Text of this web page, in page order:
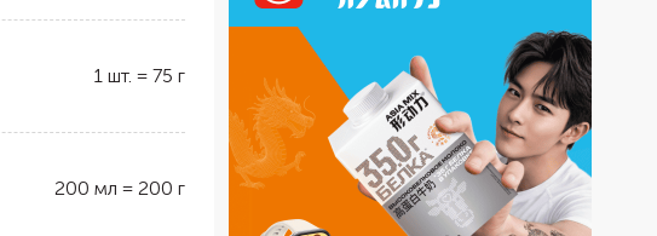
1 шт. = 75 г
200 мл = 200 г